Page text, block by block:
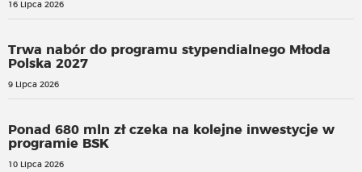
16 Lipca 2026
Trwa nabór do programu stypendialnego Młoda
Polska 2027
9 Lipca 2026
Ponad 680 mln zł czeka na kolejne inwestycje w
programie BSK
10 Lipca 2026